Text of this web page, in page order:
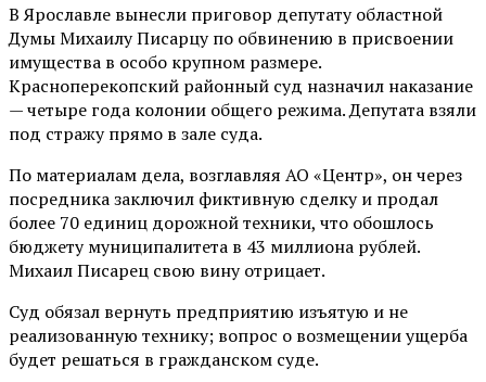
В Ярославле вынесли приговор депутату областной
Думы Михаилу Писарцу по обвинению в присвоении
имущества в особо крупном размере.
Красноперекопский районный суд назначил наказание
— четыре года колонии общего режима. Депутата взяли
под стражу прямо в зале суда.
По материалам дела, возглавляя АО «Центр», он через
посредника заключил фиктивную сделку и продал
более 70 единиц дорожной техники, что обошлось
бюджету муниципалитета в 43 миллиона рублей.
Михаил Писарец свою вину отрицает.
Суд обязал вернуть предприятию изъятую и не
реализованную технику; вопрос о возмещении ущерба
будет решаться в гражданском суде.